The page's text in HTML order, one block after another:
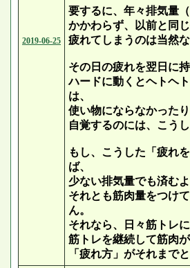
2019-06-25
要するに、年々排気量
かかわらず、以前と同
疲れてしまうのは当然
その日の疲れを翌日に
ハードに動くとヘトヘ
は、
使い物にならなかった
自覚するのには、こう
もし、こうした「疲れ
ば、
少ない排気量でも済む
それとも筋肉量をつけ
ん。
それなら、日々筋トレ
筋トレを継続して筋肉
「疲れ方」がそれまで